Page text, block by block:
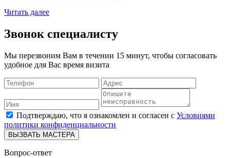
Читать далее
Звонок специалисту
Мы перезвоним Вам в течении 15 минут, чтобы согласовать
удобное для Вас время визита
Подтверждаю, что я ознакомлен и согласен с Условиями
политики конфиденциальности
ВЫЗВАТЬ МАСТЕРА
Вопрос-ответ